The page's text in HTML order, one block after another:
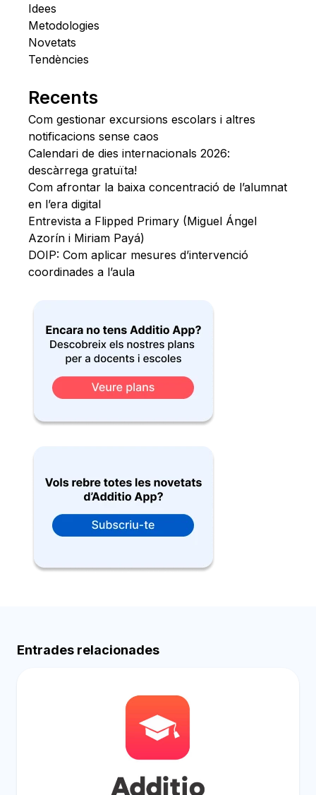
Idees
Metodologies
Novetats
Tendències
Recents
Com gestionar excursions escolars i altres
notificacions sense caos
Calendari de dies internacionals 2026:
descàrrega gratuïta!
Com afrontar la baixa concentració de l’alumnat
en l’era digital
Entrevista a Flipped Primary (Miguel Ángel
Azorín i Miriam Payá)
DOIP: Com aplicar mesures d’intervenció
coordinades a l’aula
Entrades relacionades